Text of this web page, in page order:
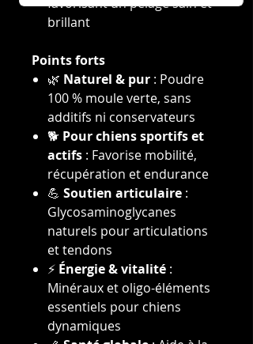
brillant
Points forts
🌿 Naturel & pur : Poudre
100 % moule verte, sans
additifs ni conservateurs
🐕 Pour chiens sportifs et
actifs : Favorise mobilité,
récupération et endurance
💪 Soutien articulaire :
Glycosaminoglycanes
naturels pour articulations
et tendons
⚡ Énergie & vitalité :
Minéraux et oligo-éléments
essentiels pour chiens
dynamiques